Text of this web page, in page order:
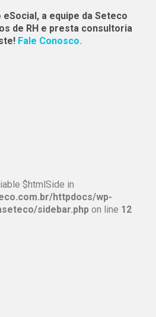
eSocial, a equipe da Seteco
de RH e presta consultoria
Fale Conosco.
$htmlSide in
httpdocs/wp-
sidebar.php on line 12